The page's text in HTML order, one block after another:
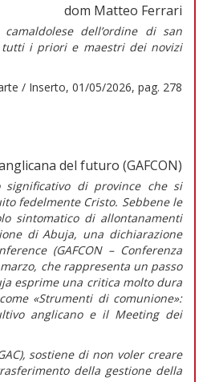
dom Matteo Ferrari
dell’ordine di san
tutti i priori e maestri dei novizi
/ Inserto, 01/05/2026, pag. 278
del futuro (GAFCON)
significativo di province che si
fedelmente Cristo. Sebbene le
sintomatico di allontanamenti
di Abuja, una dichiarazione
(GAFCON – Conferenza
, che rappresenta un passo
esprime una critica molto dura
«Strumenti di comunione»:
anglicano e il Meeting dei
sostiene di non voler creare
della gestione della